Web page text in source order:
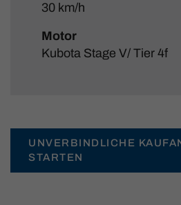
30 km/h
Motor
Kubota Stage V/ Tier 4f
UNVERBINDLICHE
STARTEN